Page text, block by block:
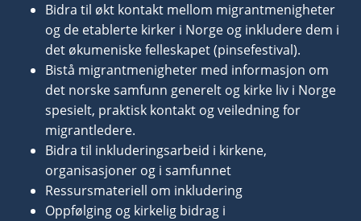
Bidra til økt kontakt mellom migrantmenigheter
og de etablerte kirker i Norge og inklu­dere dem i
det økumeniske felleskapet (pinsefestival).
Bistå migrantmenigheter med informasjon om
det norske samfunn generelt og kirke liv i Norge
spesielt, praktisk kontakt og veiledning for
migrantledere.
Bidra til inkluderingsarbeid i kirkene,
organisasjoner og i samfunnet
Ressursmateriell om inkludering
Oppfølging og kirkelig bidrag i